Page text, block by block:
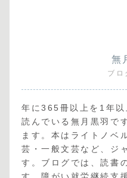
無
ブロ
年に365冊以上を1年
読んでいる無月黒羽で
ます。本はライトノベ
芸・一般文芸など、ジ
す。ブログでは、読書
す。障がい就労継続支